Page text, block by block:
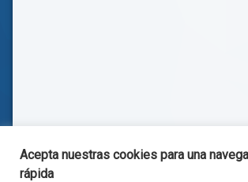
Acepta nuestras cookies para una
rápida